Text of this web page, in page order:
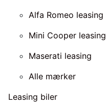
Alfa Romeo leasing
Mini Cooper leasing
Maserati leasing
Alle mærker
Leasing biler